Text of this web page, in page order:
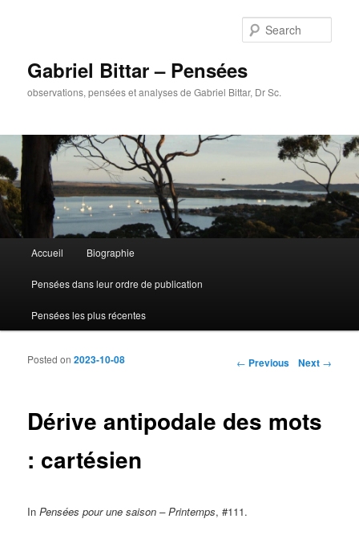
Gabriel Bittar – Pensées
observations, pensées et analyses de Gabriel Bittar, Dr Sc.
Skip to primary content
Skip to secondary content
Accueil Biographie
Pensées dans leur ordre de publication
Pensées les plus récentes
Post navigation ← Previous Next →
Dérive antipodale des mots
: cartésien
Posted on2023-10-08
InPensées pour une saison – Printemps, #111.